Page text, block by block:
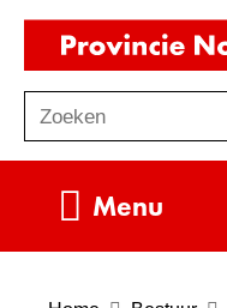
o
e
Zoeken
Menu